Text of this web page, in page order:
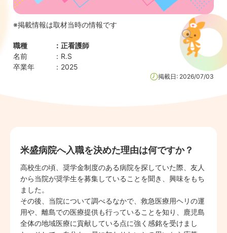
※掲載情報は取材当時の情報です
職種 ：正看護師
名前
： R.S
卒業年
： 2025
掲載日: 2026/07/03
米盛病院へ入職を決めた理由は何ですか？
高校生の頃、奨学金制度のある病院を探していた際、友人
から当院が奨学生を募集していることを聞き、興味をもち
ました。
その後、当院について調べるなかで、救急医療用ヘリの運
用や、離島での医療提供も行っていることを知り、鹿児島
全体の地域医療に貢献している点に強く感銘を受けまし